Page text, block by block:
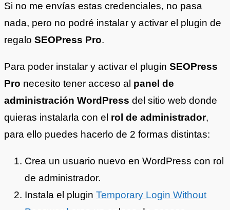
Si no me envías estas credenciales, no pasa
nada, pero no podré instalar y activar el plugin de
regalo SEOPress Pro.
Para poder instalar y activar el plugin SEOPress
Pro necesito tener acceso al panel de
administración WordPress del sitio web donde
quieras instalarla con el rol de administrador,
para ello puedes hacerlo de 2 formas distintas:
Crea un usuario nuevo en WordPress con rol
de administrador.
Instala el plugin Temporary Login Without